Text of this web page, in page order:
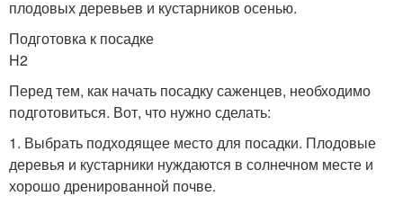
плодовых деревьев и кустарников осенью.
Подготовка к посадке
H2
Перед тем, как начать посадку саженцев, необходимо
подготовиться. Вот, что нужно сделать:
1. Выбрать подходящее место для посадки. Плодовые
деревья и кустарники нуждаются в солнечном месте и
хорошо дренированной почве.